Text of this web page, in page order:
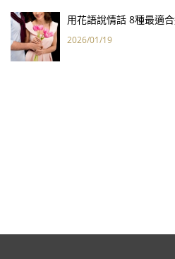
用花語說情話 8種最適
2026/01/19